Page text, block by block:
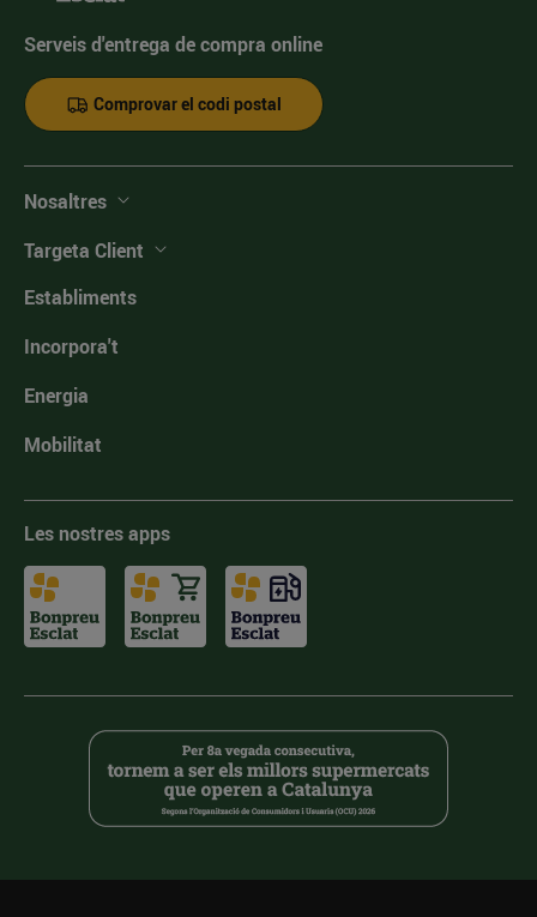
Serveis d'entrega de compra online
Comprovar el codi postal
Nosaltres
Targeta Client
Establiments
Incorpora't
Energia
Mobilitat
Les nostres apps